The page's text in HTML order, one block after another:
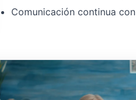
Comunicación continua